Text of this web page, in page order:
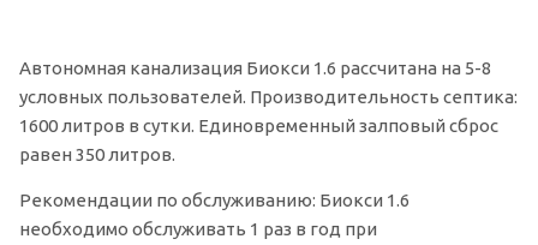
Автономная канализация Биокси 1.6 рассчитана на 5-8
условных пользователей. Производительность септика:
1600 литров в сутки. Единовременный залповый сброс
равен 350 литров.
Рекомендации по обслуживанию: Биокси 1.6
необходимо обслуживать 1 раз в год при